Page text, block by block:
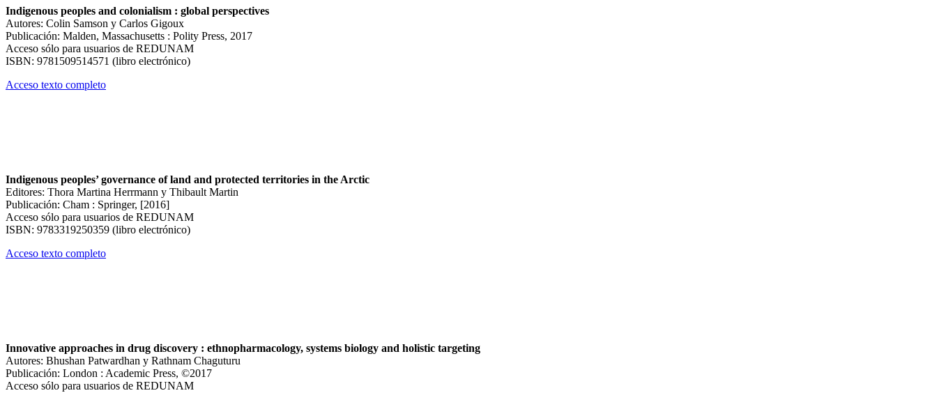
Indigenous peoples and colonialism : global perspectives
Autores: Colin Samson y Carlos Gigoux
Publicación: Malden, Massachusetts : Polity Press, 2017
Acceso sólo para usuarios de REDUNAM
ISBN: 9781509514571 (libro electrónico)
Acceso texto completo
Indigenous peoples’ governance of land and protected territories in the Arctic
Editores: Thora Martina Herrmann y Thibault Martin
Publicación: Cham : Springer, [2016]
Acceso sólo para usuarios de REDUNAM
ISBN: 9783319250359 (libro electrónico)
Acceso texto completo
Innovative approaches in drug discovery : ethnopharmacology, systems biology and holistic targeting
Autores: Bhushan Patwardhan y Rathnam Chaguturu
Publicación: London : Academic Press, ©2017
Acceso sólo para usuarios de REDUNAM